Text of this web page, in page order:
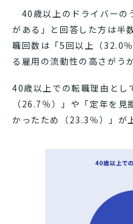
40歳以上のドライバーの
がある」と回答した方は半
職回数は「5回以上（32.0
る雇用の流動性の高さがう
40歳以上での転職理由とし
（26.7％）」や「定年を
かったため（23.3％）」が